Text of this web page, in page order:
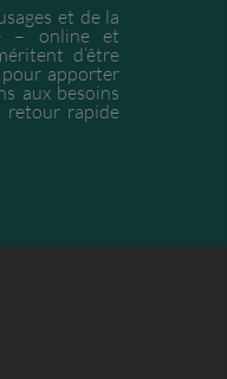
et de la
– online et
d’être
apporter
aux besoins
retour rapide